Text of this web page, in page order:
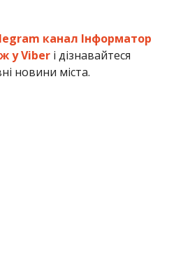
канал Інформатор
у Viberі дізнавайтеся
новини міста.